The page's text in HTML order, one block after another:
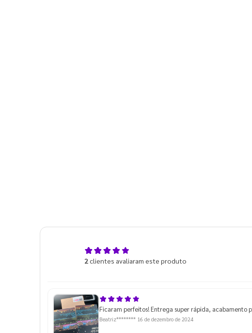
2 clientes avaliaram este produto
Ficaram perfeitos! Entrega super rápida, acabamento
Beatriz******** 16 de dezembro de 2024